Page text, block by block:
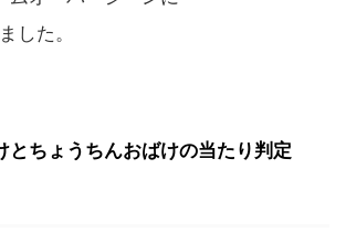
した。
とちょうちんおばけの当たり判定